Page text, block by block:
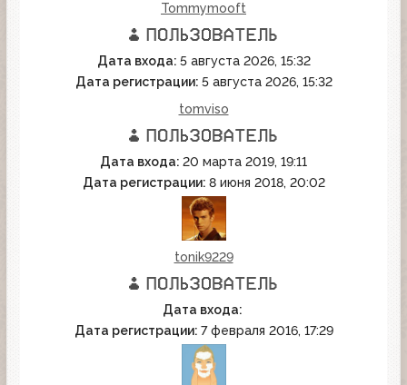
Tommymooft
Дата входа: 5 августа 2026, 15:32
Дата регистрации: 5 августа 2026, 15:32
tomviso
Дата входа: 20 марта 2019, 19:11
Дата регистрации: 8 июня 2018, 20:02
tonik9229
Дата входа:
Дата регистрации: 7 февраля 2016, 17:29